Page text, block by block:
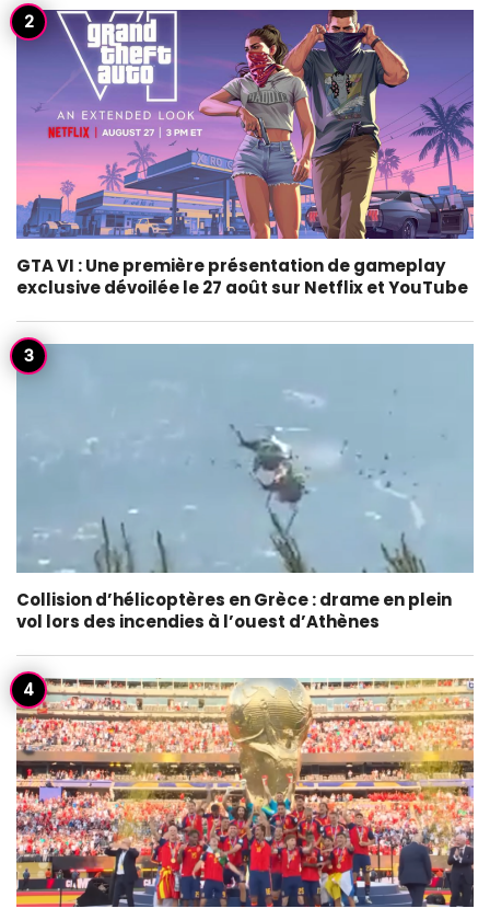
GTA VI : Une première présentation de gameplay
exclusive dévoilée le 27 août sur Netflix et YouTube
Collision d’hélicoptères en Grèce : drame en plein
vol lors des incendies à l’ouest d’Athènes